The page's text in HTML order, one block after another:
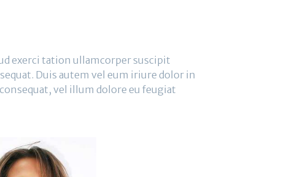
exerci tation ullamcorper suscipit
Duis autem vel eum iriure dolor in
vel illum dolore eu feugiat